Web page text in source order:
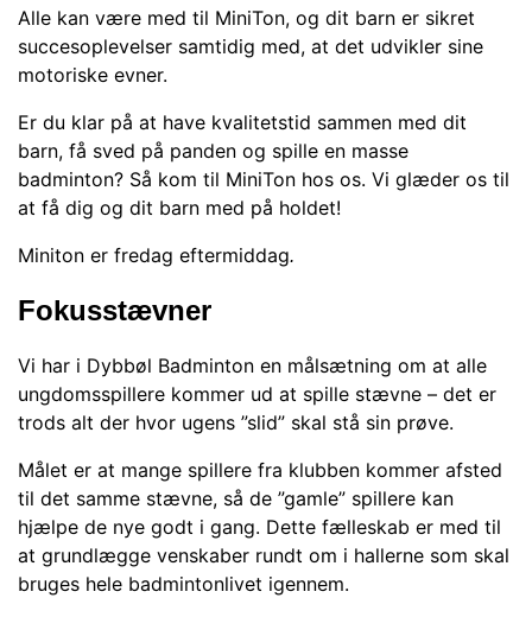
Alle kan være med til MiniTon, og dit barn er sikret
succesoplevelser samtidig med, at det udvikler sine
motoriske evner.
Er du klar på at have kvalitetstid sammen med dit
barn, få sved på panden og spille en masse
badminton? Så kom til MiniTon hos os. Vi glæder os til
at få dig og dit barn med på holdet!
Miniton er fredag eftermiddag.
Fokusstævner
Vi har i Dybbøl Badminton en målsætning om at alle
ungdomsspillere kommer ud at spille stævne – det er
trods alt der hvor ugens ”slid” skal stå sin prøve.
Målet er at mange spillere fra klubben kommer afsted
til det samme stævne, så de ”gamle” spillere kan
hjælpe de nye godt i gang. Dette fælleskab er med til
at grundlægge venskaber rundt om i hallerne som skal
bruges hele badmintonlivet igennem.